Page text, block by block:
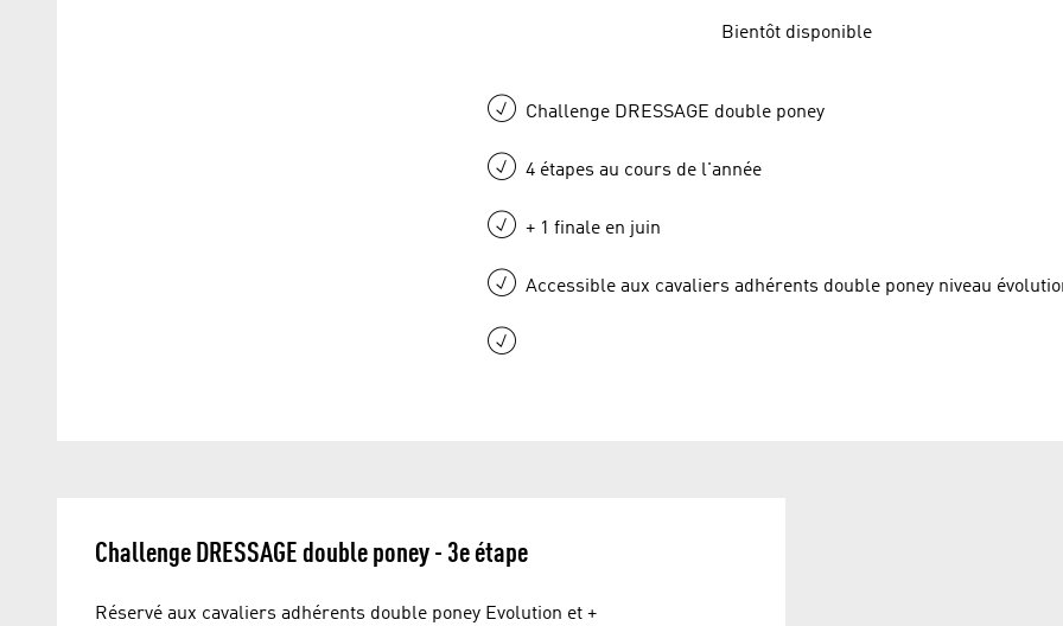
Bientôt disponible
Challenge DRESSAGE double poney
4 étapes au cours de l'année
+ 1 finale en juin
Accessible aux cavaliers adhérents double poney niveau
Challenge DRESSAGE double poney - 3e étape
Réservé aux cavaliers adhérents double poney Evolution et +